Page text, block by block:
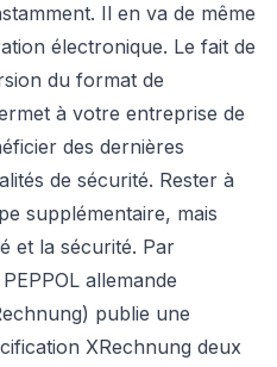
Il en va de même
électronique. Le fait de
du format de
à votre entreprise de
des dernières
de sécurité. Rester à
supplémentaire, mais
et la sécurité. Par
allemande
publie une
XRechnung deux